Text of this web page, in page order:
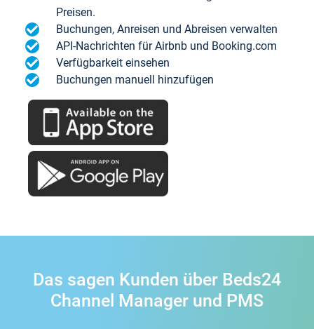
Preisen.
Buchungen, Anreisen und Abreisen verwalten
API-Nachrichten für Airbnb und Booking.com
Verfügbarkeit einsehen
Buchungen manuell hinzufügen
Das sagen Kunden über Beds24
Channel Manager und PMS